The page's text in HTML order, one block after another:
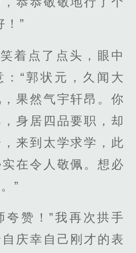
！”
着点了点头，眼中
“郭状元，久闻大
果然气宇轩昂。你
身居四品要职，却
来到太学求学，此
在令人敬佩。想必
”
夸赞！”我再次拱手
庆幸自己刚才的表